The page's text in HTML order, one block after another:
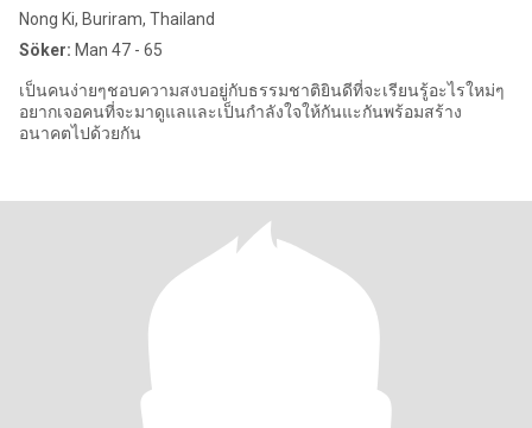
Nong Ki, Buriram, Thailand
Söker: Man 47 - 65
เป็นคนง่ายๆชอบความสงบอยู่กับธรรมชาติยินดีที่จะเรียนรู้อะไรใหม่ๆ
อยากเจอคนที่จะมาดูแลและเป็นกำลังใจให้กันแะกันพร้อมสร้าง
อนาคตไปด้วยกัน